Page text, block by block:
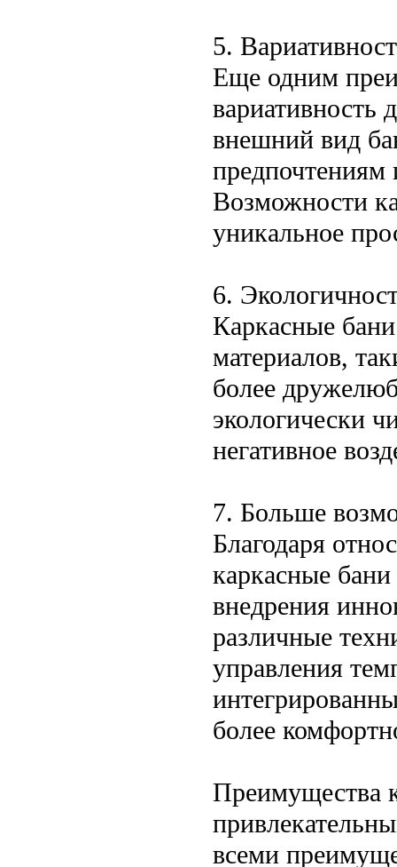
5.
Еще одним
вариативность
внешний вид
предпочтениям
Возможности
уникальное
6.
Каркасные
материалов,
более
экологически
негативное
7. Больше
Благодаря
каркасные
внедрения
различные
управления
более
Преимущества
всеми